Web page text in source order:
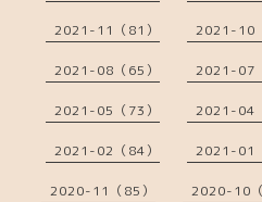
2021-11（81） 2021-10
2021-08（65） 2021-07
2021-05（73） 2021-04
2021-02（84） 2021-01
2020-11（85） 2020-10